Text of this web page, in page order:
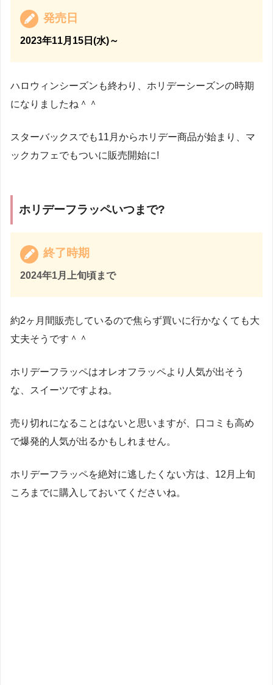
発売日
2023年11月15 日(水)～
ハロウィンシーズンも終わり、ホリデーシーズンの時期
になりましたね＾＾
スターバックスでも11月からホリデー商品が始まり、マ
ックカフェでもついに販売開始に!
ホリデーフラッペいつまで?
終了時期
2024年1月上旬頃まで
約2ヶ月間販売しているので焦らず買いに行かなくても大
丈夫そうです＾＾
ホリデーフラッペはオレオフラッペより人気が出そう
な、スイーツですよね。
売り切れになることはないと思いますが、口コミも高め
で爆発的人気が出るかもしれません。
ホリデーフラッペを絶対に逃したくない方は、12月上旬
ころまでに購入しておいてくださいね。